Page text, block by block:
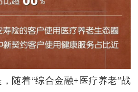
随着“综合金融+医疗养老”战